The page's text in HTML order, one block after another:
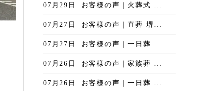
07月29日 お客様の声｜火葬式 ...
07月27日 お客様の声｜直葬 堺...
07月27日 お客様の声｜一日葬 ...
07月26日 お客様の声｜家族葬 ...
07月26日 お客様の声｜一日葬 ...